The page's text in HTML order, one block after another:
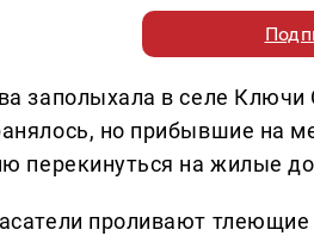
заполыхала в селе
но прибывшие на
перекинуться на жилые
проливают